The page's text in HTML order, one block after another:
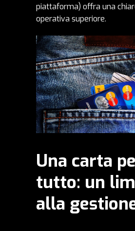
piattaforma) offra una
operativa superiore.
Una carta
tutto: un
alla